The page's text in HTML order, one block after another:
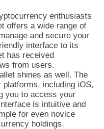
enthusiasts
offers a wide range of
and secure your
interface to its
has received
from users.
shines as well. The
including iOS,
you to access your
is intuitive and
for even novice
holdings.